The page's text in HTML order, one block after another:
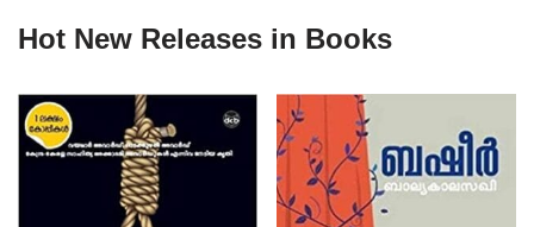
Hot New Releases in Books